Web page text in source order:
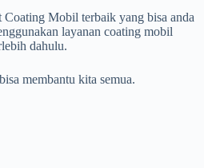
Coating Mobil terbaik yang bisa anda
layanan coating mobil
dahulu.
membantu kita semua.